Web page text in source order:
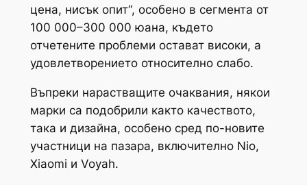
цена, нисък опит“, особено в сегмента от
100 000–300 000 юана, където
отчетените проблеми остават високи, а
удовлетворението относително слабо.
Въпреки нарастващите очаквания, някои
марки са подобрили както качеството,
така и дизайна, особено сред по-новите
участници на пазара, включително Nio,
Xiaomi и Voyah.